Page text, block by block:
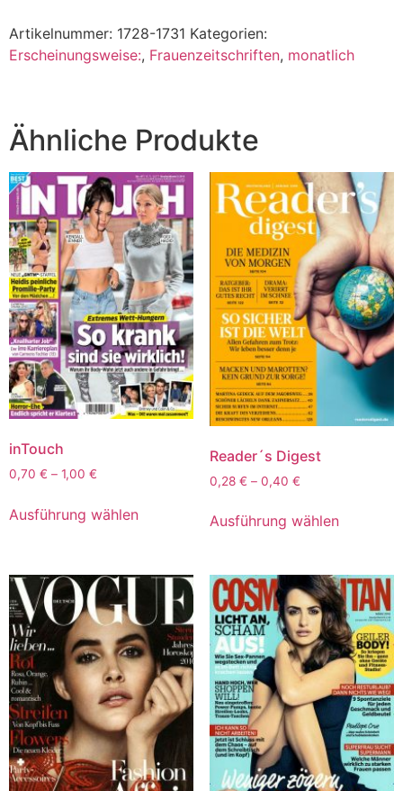
Artikelnummer: 1728-1731 Kategorien:
Erscheinungsweise:, Frauenzeitschriften, monatlich
Ähnliche Produkte
inTouch
0,70 € – 1,00 €
Ausführung wählen
Reader´s Digest
0,28 € – 0,40 €
Ausführung wählen